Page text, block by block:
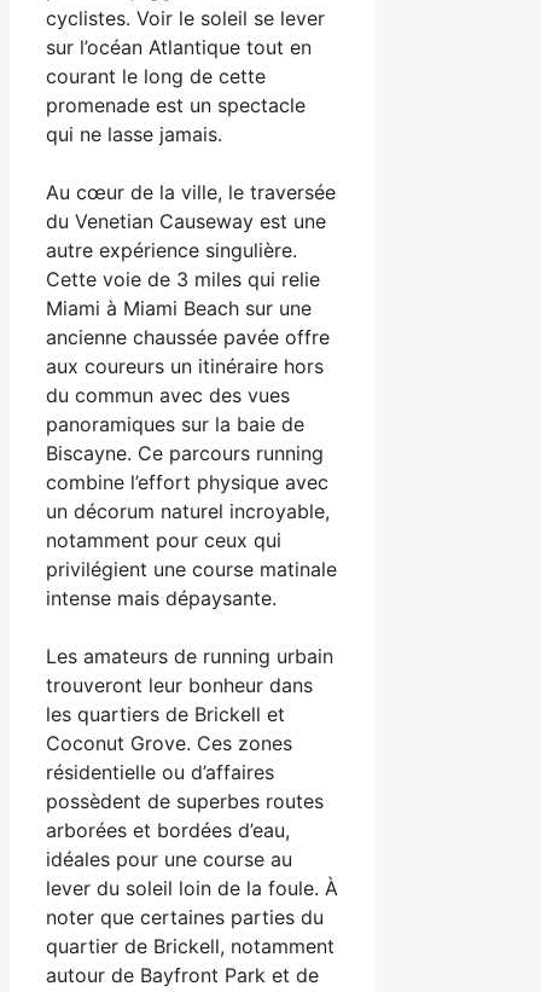
cyclistes. Voir le soleil se lever
sur l’océan Atlantique tout en
courant le long de cette
promenade est un spectacle
qui ne lasse jamais.
Au cœur de la ville, le traversée
du Venetian Causeway est une
autre expérience singulière.
Cette voie de 3 miles qui relie
Miami à Miami Beach sur une
ancienne chaussée pavée offre
aux coureurs un itinéraire hors
du commun avec des vues
panoramiques sur la baie de
Biscayne. Ce parcours running
combine l’effort physique avec
un décorum naturel incroyable,
notamment pour ceux qui
privilégient une course matinale
intense mais dépaysante.
Les amateurs de running urbain
trouveront leur bonheur dans
les quartiers de Brickell et
Coconut Grove. Ces zones
résidentielle ou d’affaires
possèdent de superbes routes
arborées et bordées d’eau,
idéales pour une course au
lever du soleil loin de la foule. À
noter que certaines parties du
quartier de Brickell, notamment
autour de Bayfront Park et de